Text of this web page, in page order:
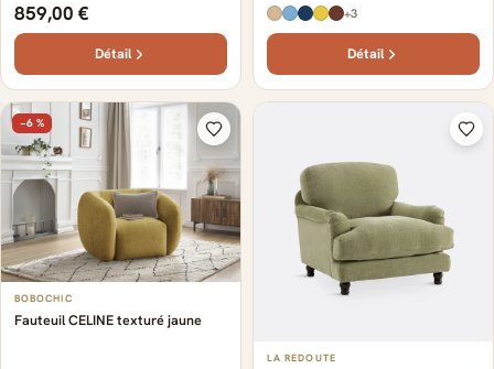
859,00 €
Détail
+3
Détail
−6 %
BOBOCHIC
Fauteuil CELINE texturé jaune
LA REDOUTE